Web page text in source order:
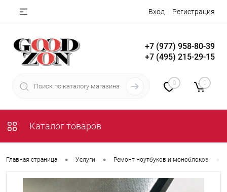
Вход Регистрация
+7 (977) 958-80-39
+7 (495) 215-29-15
0 0
Каталог товаров
Главная страница • Услуги • Ремонт ноутбуков и моноблоков